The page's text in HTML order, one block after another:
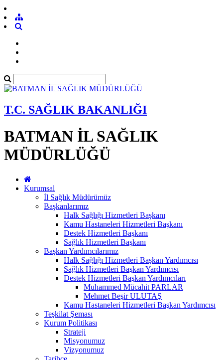
T.C. SAĞLIK BAKANLIĞI
BATMAN İL SAĞLIK
MÜDÜRLÜĞÜ
Kurumsal
İl Sağlık Müdürümüz
Başkanlarımız
Halk Sağlığı Hizmetleri Başkanı
Kamu Hastaneleri Hizmetleri Başkanı
Destek Hizmetleri Başkanı
Sağlık Hizmetleri Başkanı
Başkan Yardımcılarımız
Halk Sağlığı Hizmetleri Başkan Yardımcısı
Sağlık Hizmetleri Başkan Yardımcısı
Destek Hizmetleri Başkan Yardımcıları
Muhammed Mücahit PARLAR
Mehmet Beşir ULUTAŞ
Kamu Hastaneleri Hizmetleri Başkan Yardımcısı
Teşkilat Şeması
Kurum Politikası
Strateji
Misyonumuz
Vizyonumuz